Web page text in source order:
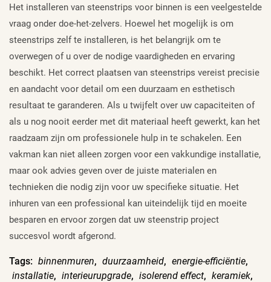
Het installeren van steenstrips voor binnen is een veelgestelde
vraag onder doe-het-zelvers. Hoewel het mogelijk is om
steenstrips zelf te installeren, is het belangrijk om te
overwegen of u over de nodige vaardigheden en ervaring
beschikt. Het correct plaatsen van steenstrips vereist precisie
en aandacht voor detail om een duurzaam en esthetisch
resultaat te garanderen. Als u twijfelt over uw capaciteiten of
als u nog nooit eerder met dit materiaal heeft gewerkt, kan het
raadzaam zijn om professionele hulp in te schakelen. Een
vakman kan niet alleen zorgen voor een vakkundige installatie,
maar ook advies geven over de juiste materialen en
technieken die nodig zijn voor uw specifieke situatie. Het
inhuren van een professional kan uiteindelijk tijd en moeite
besparen en ervoor zorgen dat uw steenstrip project
succesvol wordt afgerond.
Tags: binnenmuren, duurzaamheid, energie-efficiëntie,
installatie, interieurupgrade, isolerend effect, keramiek,